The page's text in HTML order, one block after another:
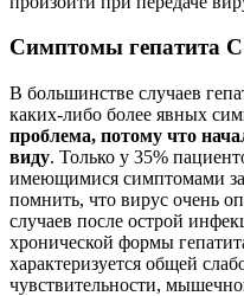
Симптомы гепатита C
В большинстве случаев
каких-либо более явных
проблема, потому что
виду. Только у 35%
имеющимися симптомами
помнить, что вирус очень
случаев после острой
хронической формы
характеризуется общей
чувствительности,